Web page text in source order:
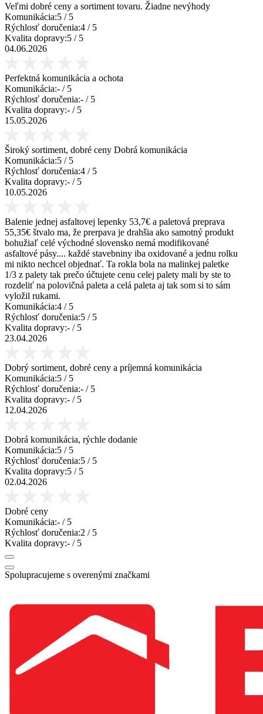
Veľmi dobré ceny a sortiment tovaru. Žiadne nevýhody
Komunikácia:5 / 5
Rýchlosť doručenia:4 / 5
Kvalita dopravy:5 / 5
04.06.2026
Perfektná komunikácia a ochota
Komunikácia:- / 5
Rýchlosť doručenia:- / 5
Kvalita dopravy:- / 5
15.05.2026
Široký sortiment, dobré ceny Dobrá komunikácia
Komunikácia:5 / 5
Rýchlosť doručenia:4 / 5
Kvalita dopravy:- / 5
10.05.2026
Balenie jednej asfaltovej lepenky 53,7€ a paletová preprava
55,35€ štvalo ma, že prerpava je drahšia ako samotný produkt
bohužiaľ celé východné slovensko nemá modifikované
asfaltové pásy.... každé stavebniny iba oxidované a jednu rolku
mi nikto nechcel objednať. Ta rokla bola na malinkej paletke
1/3 z palety tak prečo účtujete cenu celej palety mali by ste to
rozdeliť na polovičná paleta a celá paleta aj tak som si to sám
vyložil rukami.
Komunikácia:4 / 5
Rýchlosť doručenia:5 / 5
Kvalita dopravy:- / 5
23.04.2026
Dobrý sortiment, dobré ceny a príjemná komunikácia
Komunikácia:5 / 5
Rýchlosť doručenia:- / 5
Kvalita dopravy:- / 5
12.04.2026
Dobrá komunikácia, rýchle dodanie
Komunikácia:5 / 5
Rýchlosť doručenia:5 / 5
Kvalita dopravy:5 / 5
02.04.2026
Dobré ceny
Komunikácia:- / 5
Rýchlosť doručenia:2 / 5
Kvalita dopravy:- / 5
Spolupracujeme s overenými značkami